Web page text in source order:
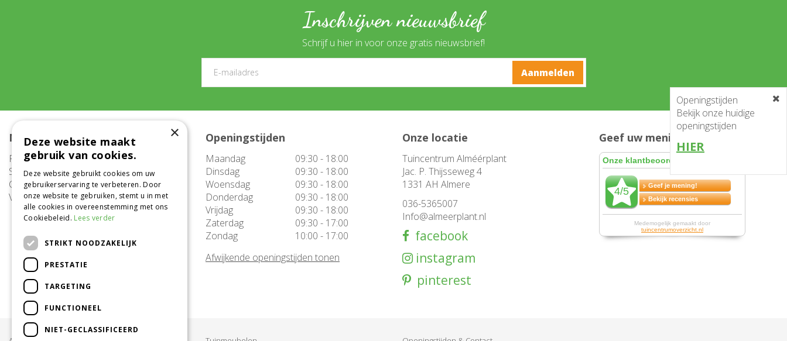
Inschrijven nieuwsbrief
Schrijf u hier in voor onze gratis nieuwsbrief!
Meer informatie
FAQ
Service
Contact
Vacatures
Openingstijden
Maandag
09:30 - 18:00
Dinsdag
09:30 - 18:00
Woensdag
09:30 - 18:00
Donderdag
09:30 - 18:00
Vrijdag
09:30 - 18:00
Zaterdag
09:30 - 17:00
Zondag
10:00 - 17:00
Afwijkende openingstijden tonen
Onze locatie
Tuincentrum Alméérplant
Jac. P. Thijsseweg 4
1331 AH Almere
036-5365007
Info@almeerplant.nl
facebook
instagram
pinterest
Geef uw mening en win!
Openingstijden
Bekijk onze huidige
openingstijden
HIER
×
Deze website maakt
gebruik van cookies.
Deze website gebruikt cookies om uw
gebruikerservaring te verbeteren. Door
onze website te gebruiken, stemt u in met
alle cookies in overeenstemming met ons
Cookiebeleid. Lees verder
STRIKT NOODZAKELIJK
PRESTATIE
TARGETING
FUNCTIONEEL
NIET-GECLASSIFICEERD